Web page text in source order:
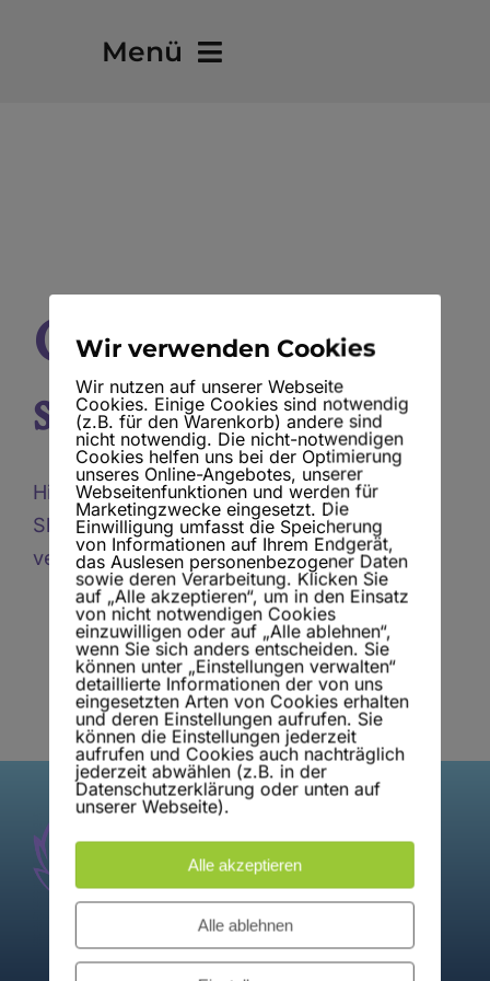
Menü
Blog – Übersicht
Großes kündigt
sich an
Hier bahnt sich etwas Großes an! Unser
Shop ist in Arbeit und wird bald
veröffentlicht!
Wir verwenden Cookies
Wir nutzen auf unserer Webseite
Cookies. Einige Cookies sind notwendig
(z.B. für den Warenkorb) andere sind
nicht notwendig. Die nicht-notwendigen
Cookies helfen uns bei der Optimierung
unseres Online-Angebotes, unserer
Webseitenfunktionen und werden für
Marketingzwecke eingesetzt. Die
Einwilligung umfasst die Speicherung
von Informationen auf Ihrem Endgerät,
das Auslesen personenbezogener Daten
sowie deren Verarbeitung. Klicken Sie
auf „Alle akzeptieren“, um in den Einsatz
von nicht notwendigen Cookies
einzuwilligen oder auf „Alle ablehnen“,
wenn Sie sich anders entscheiden. Sie
können unter „Einstellungen verwalten“
detaillierte Informationen der von uns
eingesetzten Arten von Cookies erhalten
und deren Einstellungen aufrufen. Sie
können die Einstellungen jederzeit
aufrufen und Cookies auch nachträglich
jederzeit abwählen (z.B. in der
Datenschutzerklärung oder unten auf
unserer Webseite).
Alle akzeptieren
Alle ablehnen